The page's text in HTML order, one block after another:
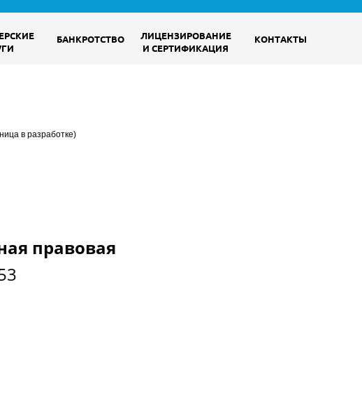
БАНКРОТСТВО
ЛИЦЕНЗИРОВАНИЕ
И СЕРТИФИКАЦИЯ
КОНТАКТЫ
в разработке)
правовая